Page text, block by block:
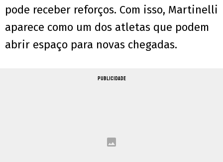
pode receber reforços. Com isso, Martinelli
aparece como um dos atletas que podem
abrir espaço para novas chegadas.
PUBLICIDADE